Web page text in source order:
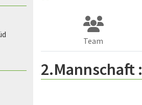
Team
2.Mannschaft :